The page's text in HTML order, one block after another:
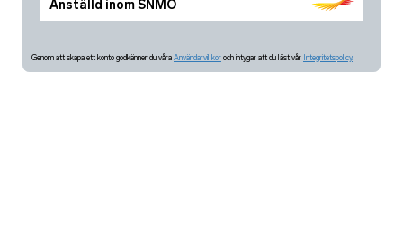
Anställd inom SNMO
Genom att skapa ett konto godkänner du våra Användarvillkor och intygar att du läst vår Integritetspolicy.